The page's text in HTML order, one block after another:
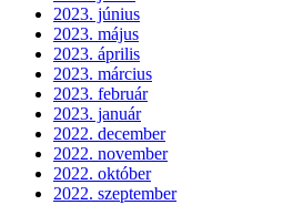
2023. június
2023. május
2023. április
2023. március
2023. február
2023. január
2022. december
2022. november
2022. október
2022. szeptember